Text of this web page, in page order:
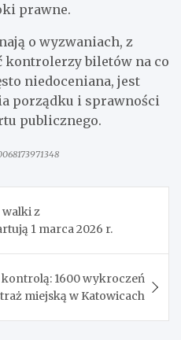
prawne.
o wyzwaniach, z
kontrolerzy biletów na co
niedoceniana, jest
porządku i sprawności
publicznego.
walki z
1 marca 2026 r.
1600 wykroczeń
miejską w Katowicach